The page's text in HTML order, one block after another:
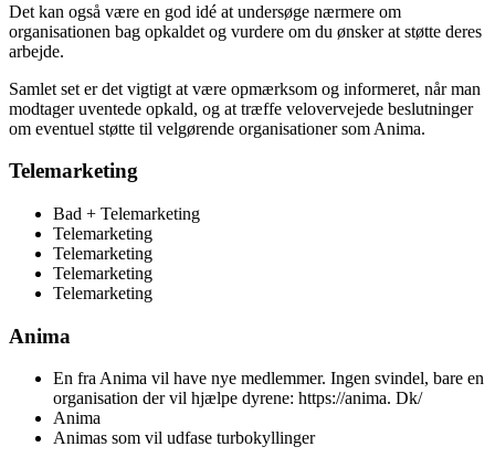
Det kan også være en god idé at undersøge nærmere om
organisationen bag opkaldet og vurdere om du ønsker at støtte deres
arbejde.
Samlet set er det vigtigt at være opmærksom og informeret, når man
modtager uventede opkald, og at træffe velovervejede beslutninger
om eventuel støtte til velgørende organisationer som Anima.
Telemarketing
Bad + Telemarketing
Telemarketing
Telemarketing
Telemarketing
Telemarketing
Anima
En fra Anima vil have nye medlemmer. Ingen svindel, bare en
organisation der vil hjælpe dyrene: https://anima. Dk/
Anima
Animas som vil udfase turbokyllinger